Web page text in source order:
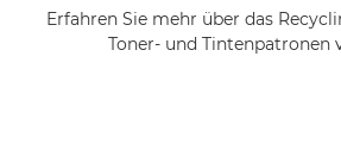
Erfahren Sie mehr über das
Toner- und Tintenpatronen